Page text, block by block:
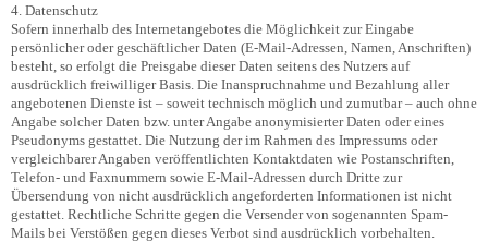
4. Datenschutz
Sofern innerhalb des Internetangebotes die Möglichkeit zur Eingabe
persönlicher oder geschäftlicher Daten (E-Mail-Adressen, Namen, Anschriften)
besteht, so erfolgt die Preisgabe dieser Daten seitens des Nutzers auf
ausdrücklich freiwilliger Basis. Die Inanspruchnahme und Bezahlung aller
angebotenen Dienste ist – soweit technisch möglich und zumutbar – auch ohne
Angabe solcher Daten bzw. unter Angabe anonymisierter Daten oder eines
Pseudonyms gestattet. Die Nutzung der im Rahmen des Impressums oder
vergleichbarer Angaben veröffentlichten Kontaktdaten wie Postanschriften,
Telefon- und Faxnummern sowie E-Mail-Adressen durch Dritte zur
Übersendung von nicht ausdrücklich angeforderten Informationen ist nicht
gestattet. Rechtliche Schritte gegen die Versender von sogenannten Spam-
Mails bei Verstößen gegen dieses Verbot sind ausdrücklich vorbehalten.